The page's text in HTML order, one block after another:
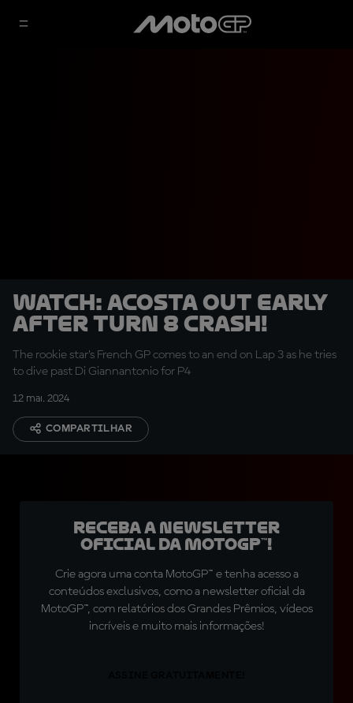
WATCH: Acosta out early
after Turn 8 crash!
The rookie star’s French GP comes to an end on Lap 3 as he tries
to dive past Di Giannantonio for P4
12 mai. 2024
COMPARTILHAR
Receba a newsletter
oficial da MotoGP™!
Crie agora uma conta MotoGP™ e tenha acesso a
conteúdos exclusivos, como a newsletter oficial da
MotoGP™, com relatórios dos Grandes Prêmios, vídeos
incríveis e muito mais informações!